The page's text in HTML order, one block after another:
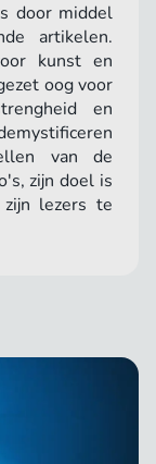
door middel
artikelen.
kunst en
oog voor
en
van de
zijn doel is
lezers te